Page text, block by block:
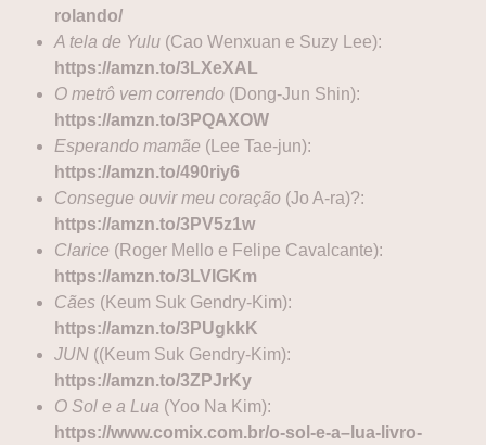
rolando/
A tela de Yulu (Cao Wenxuan e Suzy Lee):
https://amzn.to/3LXeXAL
O metrô vem correndo (Dong-Jun Shin):
https://amzn.to/3PQAXOW
Esperando mamãe (Lee Tae-jun):
https://amzn.to/490riy6
Consegue ouvir meu coração (Jo A-ra)?:
https://amzn.to/3PV5z1w
Clarice (Roger Mello e Felipe Cavalcante):
https://amzn.to/3LVIGKm
Cães (Keum Suk Gendry-Kim):
https://amzn.to/3PUgkkK
JUN ((Keum Suk Gendry-Kim):
https://amzn.to/3ZPJrKy
O Sol e a Lua (Yoo Na Kim):
https://www.comix.com.br/o-sol-e-a– lua-livro-